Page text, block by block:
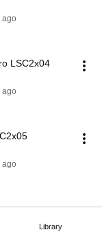
Library
ago
LSC2x04
ago
ago